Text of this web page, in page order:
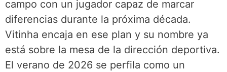
campo con un jugador capaz de marcar
diferencias durante la próxima década.
Vitinha encaja en ese plan y su nombre ya
está sobre la mesa de la dirección deportiva.
El verano de 2026 se perfila como un